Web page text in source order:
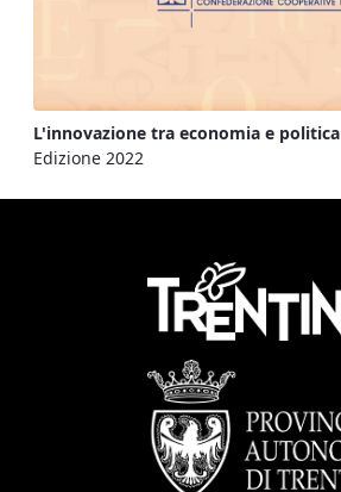
L'innovazione tra economia e politica
Edizione 2022